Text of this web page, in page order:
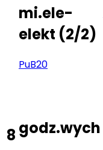
mi.ele-
elekt (2/2)
PuB20
8 godz.wych